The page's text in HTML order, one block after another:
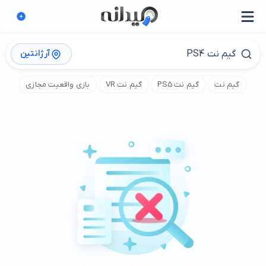
آرژانتین
گیم نت گیم نت PS5 گیم نت VR بازی واقعیت مجازی